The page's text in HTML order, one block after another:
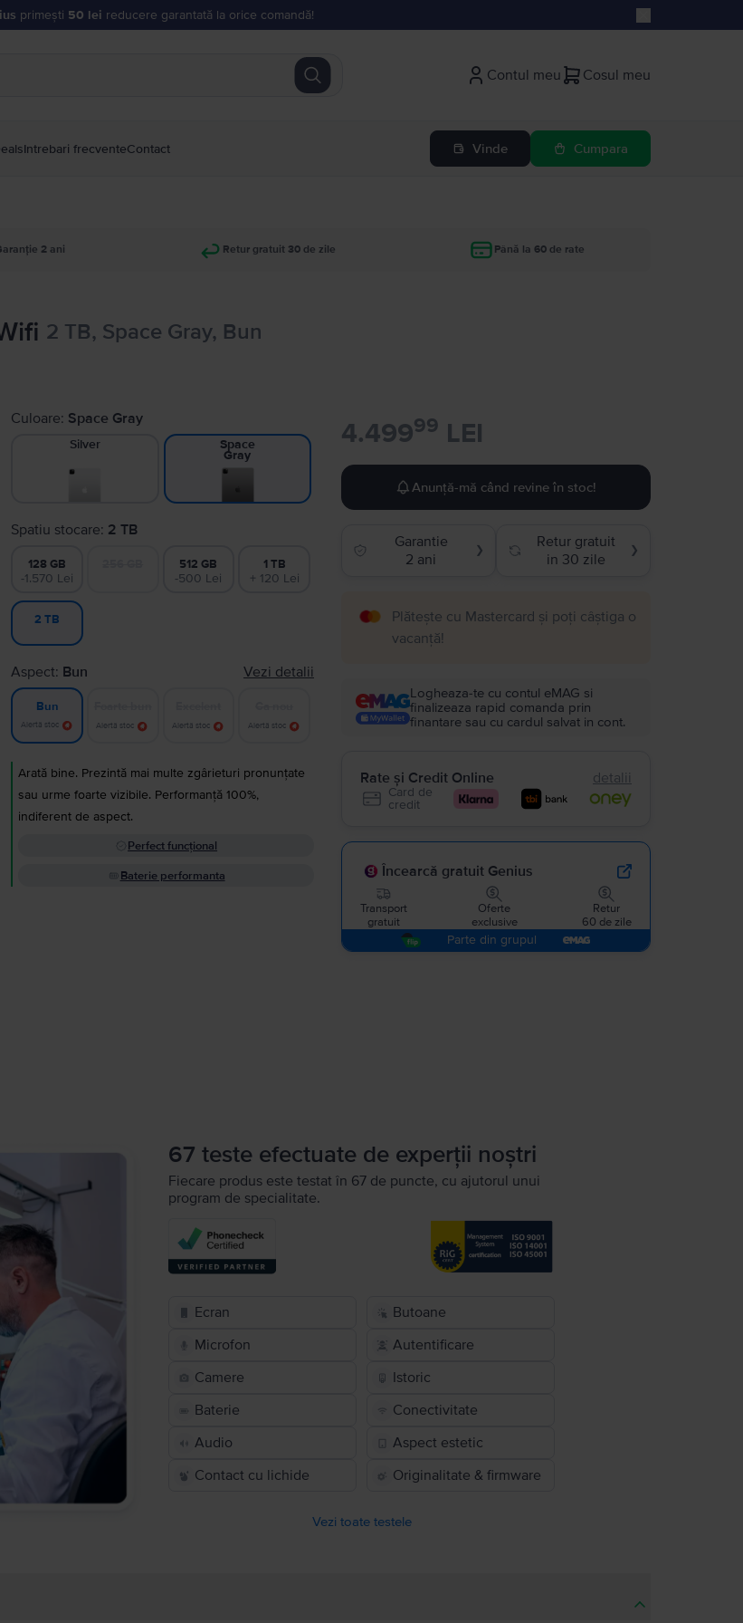
primești 50 lei reducere garantată la orice comandă!
Contul meu Cosul meu
Intrebari frecventeContact Vinde Cumpara
2 ani Retur gratuit 30 de zile Până la 60 de rate
2 TB, Space Gray, Bun
Culoare: Space Gray
Silver Space
Gray
Spatiu stocare: 2 TB
128 GB
-1.570 Lei
512 GB
-500 Lei
1 TB
+ 120 Lei
2 TB
Aspect: Bun Vezi detalii
Bun
Alertă stoc Alertă stoc Alertă stoc Alertă stoc
Arată bine. Prezintă mai multe zgârieturi pronunțate
sau urme foarte vizibile. Performanță 100%,
indiferent de aspect.
Perfect funcțional
Baterie performanta
4.49999 LEI
Anunță-mă când revine în stoc!
Garantie
2 ani
❯
Retur gratuit
in 30 zile
❯
Plătește cu Mastercard și poți câștiga o
vacanță!
Logheaza-te cu contul eMAG si
finalizeaza rapid comanda prin
finantare sau cu cardul salvat in cont.
Rate și Credit Online detalii
Card de
credit
Încearcă gratuit Genius
Transport
gratuit
Oferte
exclusive
Retur
60 de zile
Parte din grupul
67 teste efectuate de experții noștri
Fiecare produs este testat în 67 de puncte, cu ajutorul unui
program de specialitate.
Ecran
Butoane
Microfon
Autentificare
Camere
Istoric
Baterie
Conectivitate
Audio
Aspect estetic
Contact cu lichide
Originalitate & firmware
Vezi toate testele